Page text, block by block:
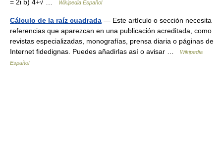
= 2i b) 4+√ …
Wikipedia Español
Cálculo de la raíz cuadrada — Este artículo o sección necesita
referencias que aparezcan en una publicación acreditada, como
revistas especializadas, monografías, prensa diaria o páginas de
Internet fidedignas. Puedes añadirlas así o avisar …
Wikipedia
Español